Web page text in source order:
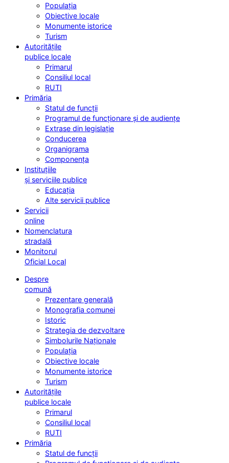
Populația
Obiective locale
Monumente istorice
Turism
Autoritățile
publice locale
Primarul
Consiliul local
RUTI
Primăria
Statul de funcții
Programul de funcționare și de audiențe
Extrase din legislație
Conducerea
Organigrama
Componența
Instituțiile
și serviciile publice
Educația
Alte servicii publice
Servicii
online
Nomenclatura
stradală
Monitorul
Oficial Local
Despre
comună
Prezentare generală
Monografia comunei
Istoric
Strategia de dezvoltare
Simbolurile Naționale
Populația
Obiective locale
Monumente istorice
Turism
Autoritățile
publice locale
Primarul
Consiliul local
RUTI
Primăria
Statul de funcții